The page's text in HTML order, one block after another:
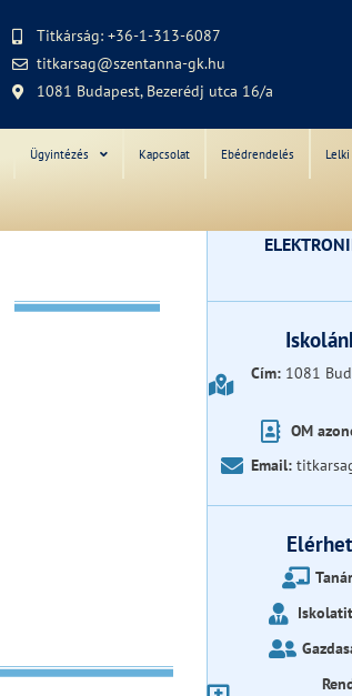
Titkárság: +36-1-313-6087
titkarsag@szentanna-gk.hu
1081 Budapest, Bezerédj utca 16/a
Ügyintézés Kapcsolat Ebédrendelés
Cím:1081
OM
Email: